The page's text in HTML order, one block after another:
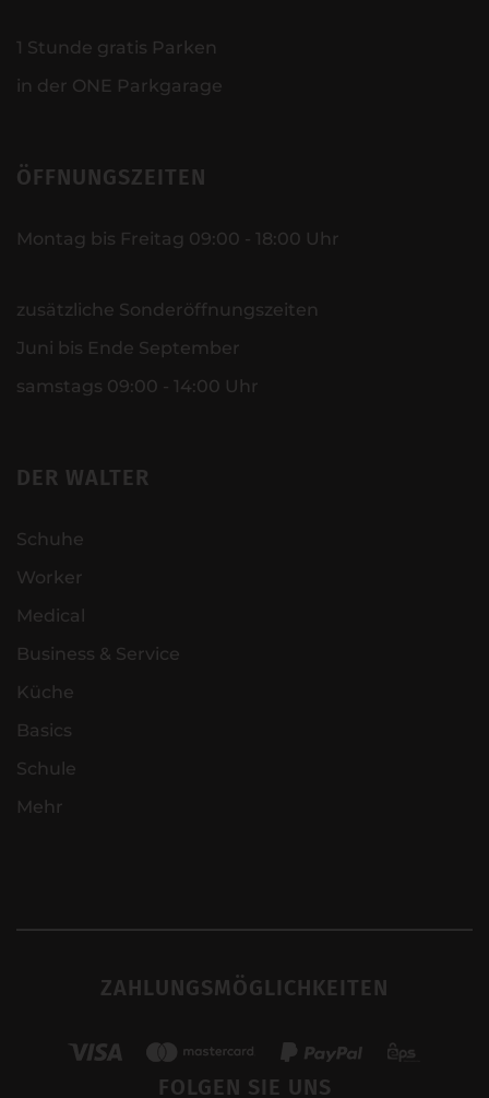
1 Stunde gratis Parken
in der ONE Parkgarage
ÖFFNUNGSZEITEN
Montag bis Freitag 09:00 - 18:00 Uhr
zusätzliche Sonderöffnungszeiten
Juni bis Ende September
samstags 09:00 - 14:00 Uhr
DER WALTER
Schuhe
Worker
Medical
Business & Service
Küche
Basics
Schule
Mehr
ZAHLUNGSMÖGLICHKEITEN
FOLGEN SIE UNS